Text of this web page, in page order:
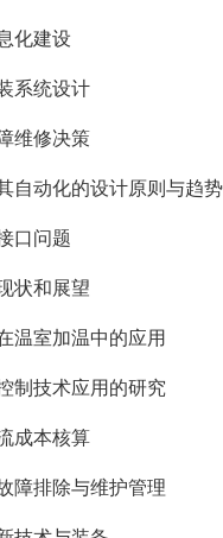
化建设
系统设计
维修决策
动化的设计原则与趋
口问题
状和展望
室加温中的应用
技术应用的研究
成本核算
排除与维护管理